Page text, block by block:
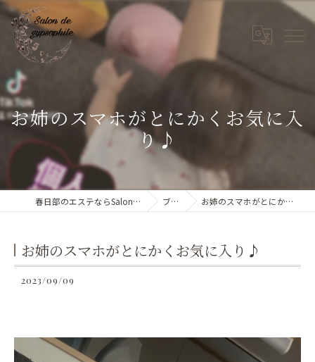
お姉のスマホがとにかくお気に入
り♪
春日部のエステならSalon de gypsophile ブログ お姉のスマホがとにかくお気に入り♪
お姉のスマホがとにかくお気に入り♪
2023/09/09